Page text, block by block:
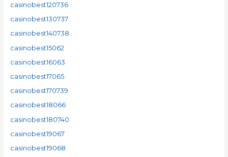
casinobest120736
casinobest130737
casinobest140738
casinobest15062
casinobest16063
casinobest17065
casinobest170739
casinobest18066
casinobest180740
casinobest19067
casinobest19068